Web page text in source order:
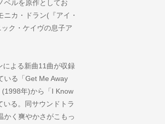
ベルを原作としてお
カ・ドラン(『アイ・
ク・ケイヴの息子ア
による新曲11曲が収録
いる「Get Me Away
年)から「I Know
る。同サウンドトラ
かく爽やかさがこもっ